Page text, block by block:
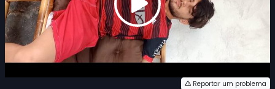
Reportar um problema